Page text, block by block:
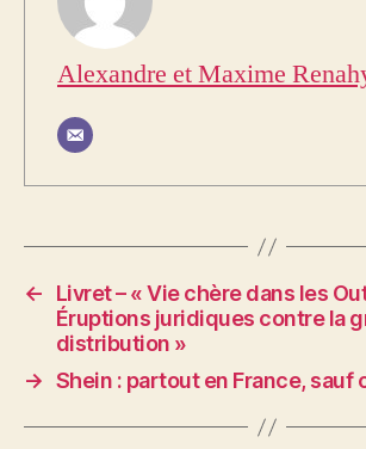
Alexandre et Maxime
←
Livret – « Vie chère dans les
Éruptions juridiques contre la
distribution »
→ Shein : partout en France, sauf